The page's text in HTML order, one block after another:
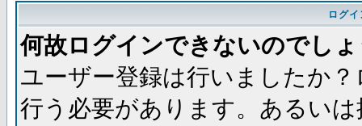
ログ
何故ログインできないのでし
ユーザー登録は行いましたか
行う必要があります。あるい